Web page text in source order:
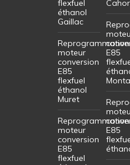
flexfuel
éthanol
Gaillac
Reprogrammation
moteur
conversion
E85
flexfuel
éthanol
Muret
Reprogrammation
moteur
conversion
E85
flexfuel
E85
E85